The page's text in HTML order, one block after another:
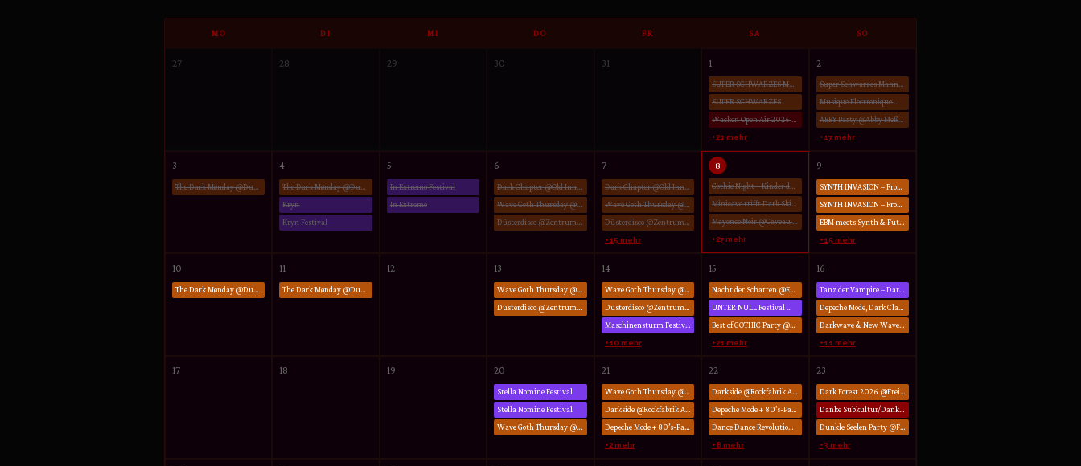
MO DI MI DO FR SA SO
27 28 29 30 31 1
SUPER SCHWARZES MANNHEIM
SUPER SCHWARZES
Wacken Open Air 2026 - 29.07. - 01.08.2026
+21 mehr
2
Super Schwarzes Mannheim @MS Connexion Complex Mannheim
Musique Electronique meets Hands @Golden Nugget Nürnberg
ABBY Party @Abby Meßkirch
+17 mehr
3
The Dark Mønday @Dunckerclub Berlin
4
The Dark Mønday @Dunckerclub Berlin
Kryn
Kryn Festival
5
In Extremo Festival
In Extremo
6
Dark Chapter @Old Inn Hildesheim
Wave Goth Thursday @Tumult München
Düsterdisco @Zentrum Altenberg Oberhausen
7
Dark Chapter @Old Inn Hildesheim
Wave Goth Thursday @Tumult München
Düsterdisco @Zentrum Altenberg Oberhausen
+15 mehr
8
Gothic Night – Kinder der Nacht @Spectrum Club Augsburg
Minicave trifft Dark Skies over Witten @Freak SHOW Essen
Mayence Noir @Caveau Mainz
+27 mehr
9
SYNTH INVASION – From Depeche Mode to VNV Nation @Cantine Bielefeld
SYNTH INVASION – From Depeche Mode to VNV Nation @Cantine Bielefeld
EBM meets Synth & Future Pop // Tempel of Love @Kulttempel Oberhausen
+15 mehr
10
The Dark Mønday @Dunckerclub Berlin
11
The Dark Mønday @Dunckerclub Berlin
12 13
Wave Goth Thursday @Tumult München
Düsterdisco @Zentrum Altenberg Oberhausen
14
Wave Goth Thursday @Tumult München
Düsterdisco @Zentrum Altenberg Oberhausen
Maschinensturm Festival
+10 mehr
15
Nacht der Schatten @EXIL Göttingen
UNTER NULL Festival @AJZ Bielefeld
Best of GOTHIC Party @Musicclub Fabrik Bruchsal
+21 mehr
16
Tanz der Vampire – Dark Summer Festival @Sputnikhalle Münster
Depeche Mode, Dark Classics und 80s – Party @Savoy Schauenburg
Darkwave & New Wave Night @Rockfabrik Übach-Palenberg
+11 mehr
17 18 19 20
Stella Nomine Festival
Stella Nomine Festival
Wave Goth Thursday @Tumult München
21
Wave Goth Thursday @Tumult München
Darkside @Rockfabrik Augsburg
Depeche Mode + 80’s-Party @Finn’s Mainz
+2 mehr
22
Darkside @Rockfabrik Augsburg
Depeche Mode + 80’s-Party @Finn’s Mainz
Dance Dance Revolution @Privatclub Berlin
+8 mehr
23
Dark Forest 2026 @Freizeitanlage Steinbruch Espenau
Danke Subkultur/Danke Cheffe @SubKultur Hannover
Dunkle Seelen Party @Faro 8 Marl
+3 mehr